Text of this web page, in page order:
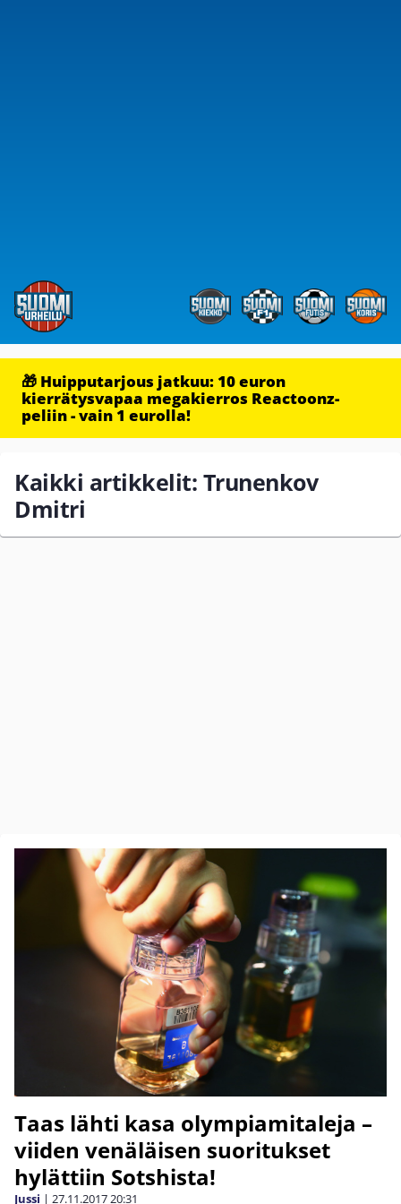
🎁 Huipputarjous jatkuu: 10 euron
kierrätysvapaa megakierros Reactoonz-
peliin - vain 1 eurolla!
Kaikki artikkelit: Trunenkov
Dmitri
Taas lähti kasa olympiamitaleja –
viiden venäläisen suoritukset
hylättiin Sotshista!
Jussi | 27.11.201720:31